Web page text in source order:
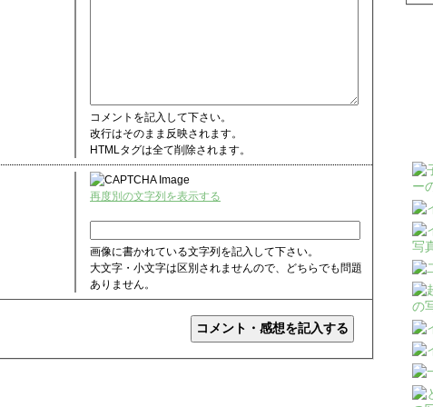
コメントを記入して下さい。
改行はそのまま反映されます。
HTMLタグは全て削除されます。
再度別の文字列を表示する
画像に書かれている文字列を記入して下さい。
大文字・小文字は区別されませんので、どちらでも問題
ありません。
コメント・感想を記入する